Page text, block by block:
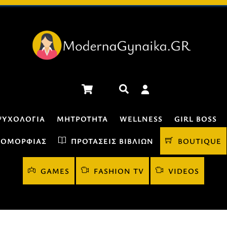
Cart Αναζήτηση
ΜΗΤΡΌΤΗΤΑ WELLNESS GIRL BOSS
ΟΜΟΡΦΙΆΣ ΠΡΟΤΆΣΕΙΣ ΒΙΒΛΊΩΝ BOUTIQUE
GAMES FASHION TV VIDEOS